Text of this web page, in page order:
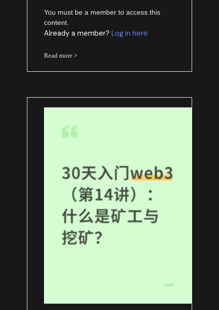
You must be a member to access this
content.
Already a member?Log in here
Read more >